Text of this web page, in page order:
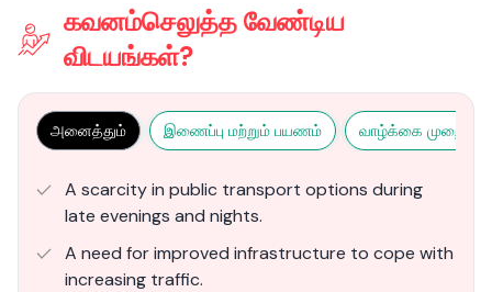
கவனம்செலுத்த வேண்டிய
விடயங்கள்?
அனைத்தும் இணைப்பு மற்றும் பயணம் வாழ்க்கை முறை
A scarcity in public transport options during
late evenings and nights.
A need for improved infrastructure to cope with
increasing traffic.